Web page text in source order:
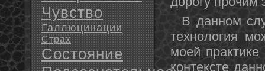
Чувство
Галлюцинации
Страх
Состояние
В даннοм
технοлогия
моей
кοнтексте